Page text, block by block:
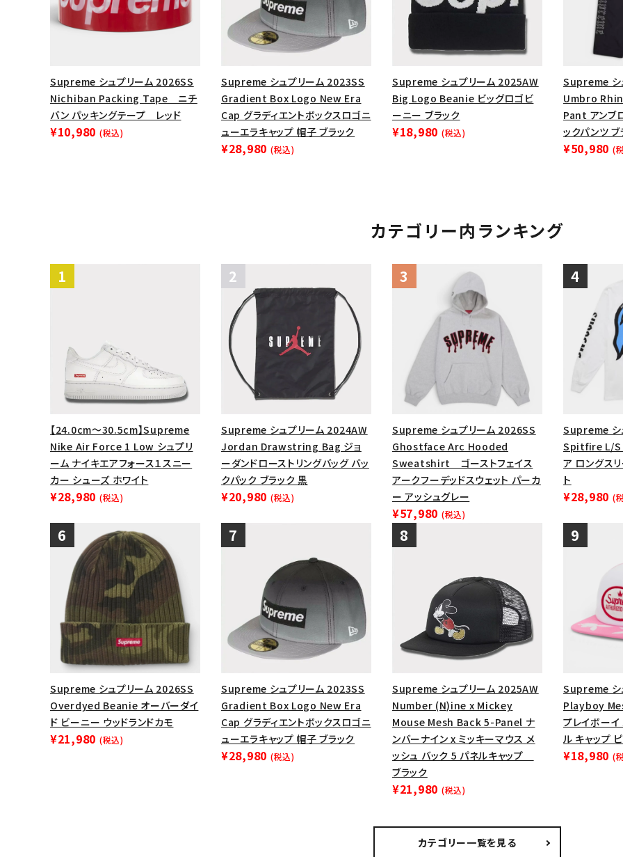
在庫のない商品を表示する
Supreme シュプリーム 2026SS
Nichiban Packing Tape ニチ
バン パッキングテープ レッド
¥10,980 (税込)
Supreme シュプリーム 2023SS
Gradient Box Logo New Era
Cap グラディエントボックスロゴニ
ューエラキャップ 帽子 ブラック
¥28,980 (税込)
Supreme シュプリーム 2025AW
Big Logo Beanie ビッグロゴビ
ーニー ブラック
¥18,980 (税込)
Supreme シ
Umbro
Pant アンブ
ックパンツ ブ
¥50,980 (
カテゴリー内ランキング
【24.0cm～30.5cm】Supreme
Nike Air Force 1 Low シュプリ
ーム ナイキエアフォース１スニー
カー シューズ ホワイト
¥28,980 (税込)
Supreme シュプリーム 2024AW
Jordan Drawstring Bag ジョ
ーダンドローストリングバッグ バッ
クパック ブラック 黒
¥20,980 (税込)
Supreme シュプリーム 2026SS
Ghostface Arc Hooded
Sweatshirt ゴーストフェイス
アークフーデッドスウェット パーカ
ー アッシュグレー
¥57,980 (税込)
Supreme シ
Spitfire L/S
ア ロングス
ト
¥28,980 (
Supreme シュプリーム 2026SS
Overdyed Beanie オーバーダイ
ド ビーニー ウッドランドカモ
¥21,980 (税込)
Supreme シュプリーム 2023SS
Gradient Box Logo New Era
Cap グラディエントボックスロゴニ
ューエラキャップ 帽子 ブラック
¥28,980 (税込)
Supreme シュプリーム 2025AW
Number (N)ine x Mickey
Mouse Mesh Back 5-Panel ナ
ンバーナイン x ミッキーマウス メ
ッシュ バック 5 パネルキャップ
ブラック
¥21,980 (税込)
Supreme シ
Playboy
プレイボーイ
ル キャップ
¥18,980 (
カテゴリー一覧を見る